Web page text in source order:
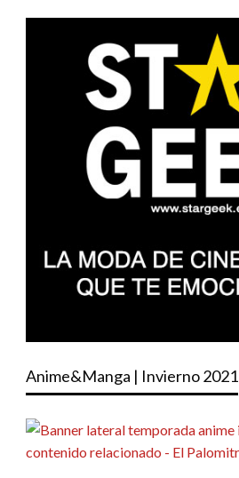
Anime&Manga | Invierno 2021